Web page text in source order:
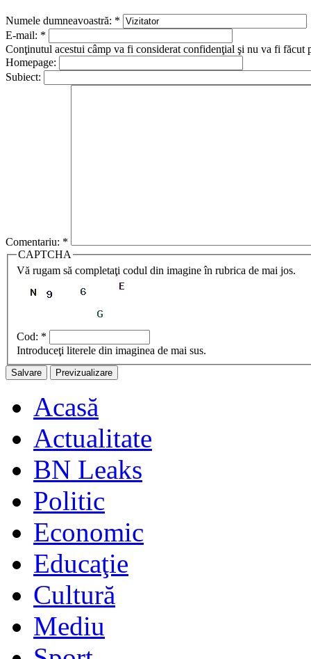
Numele dumneavoastră: *
E-mail: *
Conţinutul acestui câmp va fi considerat confidenţial şi nu va fi făcut
Homepage:
Subiect:
Comentariu: *
CAPTCHA
Vă rugam să completaţi codul din imagine în rubrica de mai jos.
Cod: *
Introduceţi literele din imaginea de mai sus.
Acasă
Actualitate
BN Leaks
Politic
Economic
Educaţie
Cultură
Mediu